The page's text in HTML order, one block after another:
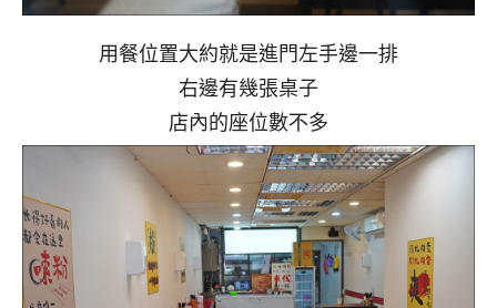
用餐位置大約就是進門左手邊一排
右邊有幾張桌子
店內的座位數不多